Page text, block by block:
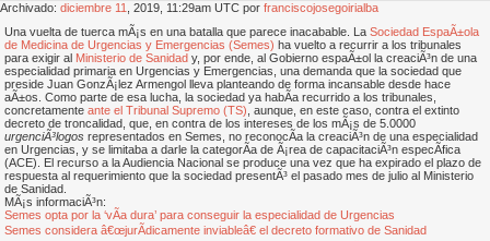
Archivado: diciembre 11 , 2019, 11:29am UTC por franciscojosegoirialba
Una vuelta de tuerca mÃ¡s en una batalla que parece inacabable. La Sociedad EspaÃ±ola
de Medicina de Urgencias y Emergencias (Semes) ha vuelto a recurrir a los tribunales
para exigir al Ministerio de Sanidad y, por ende, al Gobierno espaÃ±ol la creaciÃ³n de una
especialidad primaria en Urgencias y Emergencias, una demanda que la sociedad que
preside Juan GonzÃ¡lez Armengol lleva planteando de forma incansable desde hace
aÃ±os. Como parte de esa lucha, la sociedad ya habÃ­a recurrido a los tribunales,
concretamente ante el Tribunal Supremo (TS) , aunque, en este caso, contra el extinto
decreto de troncalidad, que, en contra de los intereses de los mÃ¡s de 5.0000
urgenciÃ³logos representados en Semes, no reconocÃ­a la creaciÃ³n de una especialidad
en Urgencias, y se limitaba a darle la categorÃ­a de Ã¡rea de capacitaciÃ³n especÃ­fica
(ACE). El recurso a la Audiencia Nacional se produce una vez que ha expirado el plazo de
respuesta al requerimiento que la sociedad presentÃ³ el pasado mes de julio al Ministerio
de Sanidad.
MÃ¡s informaciÃ³n:
Semes opta por la ‘vÃ­a dura’ para conseguir la especialidad de Urgencias
Semes considera â€œjurÃ­dicamente inviableâ€ el decreto formativo de Sanidad